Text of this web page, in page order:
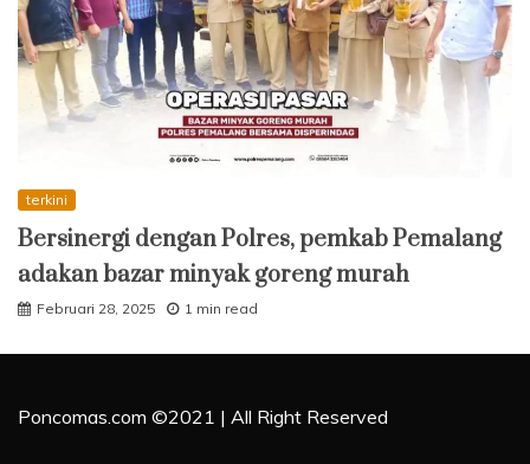
terkini
Bersinergi dengan Polres, pemkab Pemalang
adakan bazar minyak goreng murah
Februari 28, 2025 1 min read
Poncomas.com ©2021 | All Right Reserved